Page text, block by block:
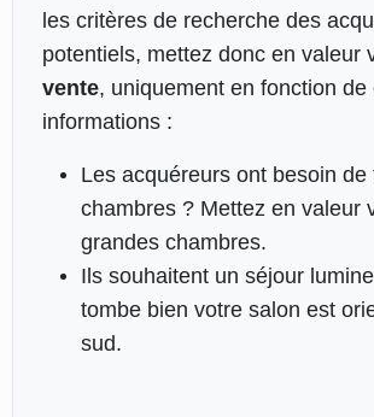
les critères de recherche des
potentiels, mettez donc en valeur
vente, uniquement en fonction de
informations :
Les acquéreurs ont besoin de
chambres ? Mettez en valeur
grandes chambres.
Ils souhaitent un séjour
tombe bien votre salon est
sud.